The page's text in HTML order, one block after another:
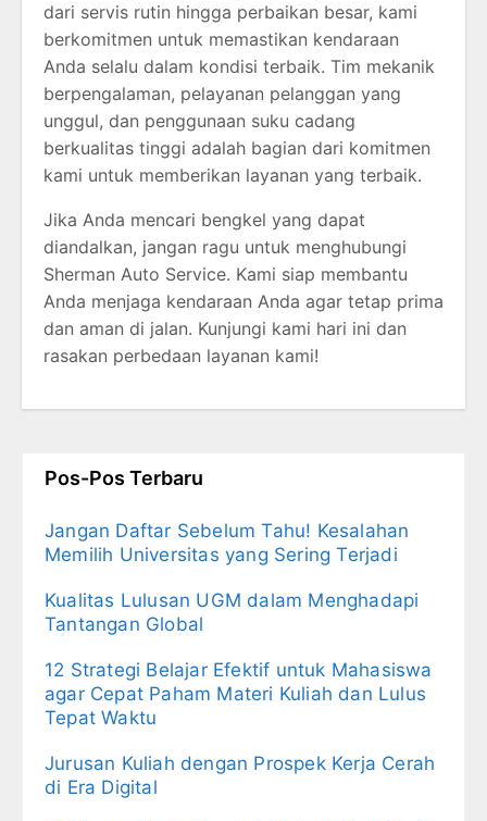
dari servis rutin hingga perbaikan besar, kami
berkomitmen untuk memastikan kendaraan
Anda selalu dalam kondisi terbaik. Tim mekanik
berpengalaman, pelayanan pelanggan yang
unggul, dan penggunaan suku cadang
berkualitas tinggi adalah bagian dari komitmen
kami untuk memberikan layanan yang terbaik.
Jika Anda mencari bengkel yang dapat
diandalkan, jangan ragu untuk menghubungi
Sherman Auto Service. Kami siap membantu
Anda menjaga kendaraan Anda agar tetap prima
dan aman di jalan. Kunjungi kami hari ini dan
rasakan perbedaan layanan kami!
Pos-Pos Terbaru
Jangan Daftar Sebelum Tahu! Kesalahan
Memilih Universitas yang Sering Terjadi
Kualitas Lulusan UGM dalam Menghadapi
Tantangan Global
12 Strategi Belajar Efektif untuk Mahasiswa
agar Cepat Paham Materi Kuliah dan Lulus
Tepat Waktu
Jurusan Kuliah dengan Prospek Kerja Cerah
di Era Digital